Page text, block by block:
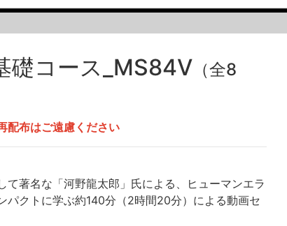
礎コース_MS84V （全8
配布はご遠慮ください
著名な「河野龍太郎」氏による、ヒューマンエラ
パクトに学ぶ約140分（2時間20分）による動画セ